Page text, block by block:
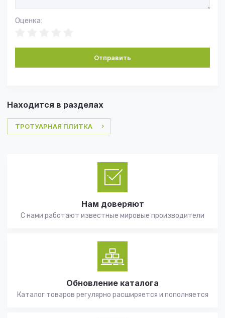
Оценка:
Отправить
Находится в разделах
ТРОТУАРНАЯ ПЛИТКА
Нам доверяют
С нами работают известные мировые производители
Обновление каталога
Каталог товаров регулярно расширяется и пополняется